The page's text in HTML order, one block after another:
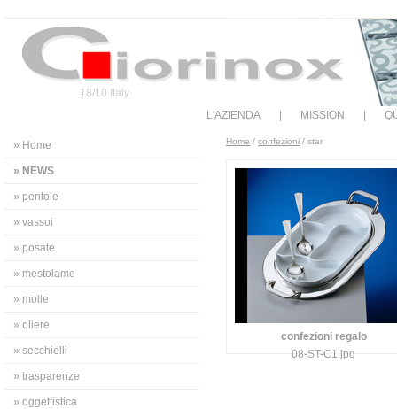
18/10 Italy
L'AZIENDA
MISSION
» Home
» NEWS
» pentole
» vassoi
» posate
» mestolame
» molle
» oliere
» secchielli
» trasparenze
» oggettistica
Home / confezioni / star
confezioni regalo
08-ST-C1.jpg